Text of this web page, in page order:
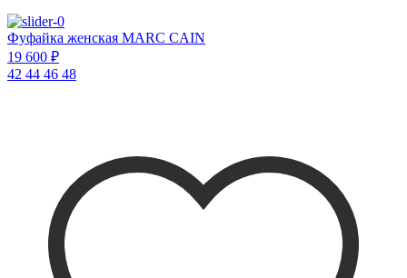
Фуфайка женская MARC CAIN
19 600 ₽
42 44 46 48